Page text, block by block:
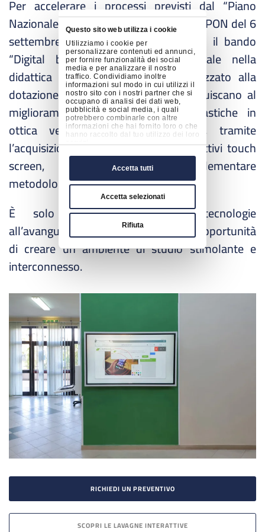
Questo sito web utilizza i cookie
Utilizziamo i cookie per
personalizzare contenuti ed annunci,
per fornire funzionalità dei social
media e per analizzare il nostro
traffico. Condividiamo inoltre
informazioni sul modo in cui utilizzi il
nostro sito con i nostri partner che si
occupano di analisi dei dati web,
pubblicità e social media, i quali
potrebbero combinarle con altre
informazioni che hai fornito loro o che
hanno raccolto dal tuo utilizzo dei loro
Accetta tutti
Accetta selezionati
Rifiuta
Per accelerare i processi previsti dal “Piano
Nazionale Scuola Digitale”, con l’avviso PON del 6
settembre scorso, il Miur ha lanciato il bando
“Digital board: trasformazione digitale nella
didattica e nell’organizzazione”, finalizzato alla
dotazione di attrezzature che contribuiscano al
miglioramento delle istituzioni scolastiche in
ottica verde, digitale e resiliente, tramite
l’acquisizione di monitor digitali interattivi touch
screen, al fine di poter implementare
metodologie didattiche innovative.
È solo con l’adozione di tecnologie
all’avanguardia che le scuole hanno l’opportunità
di creare un ambiente di studio stimolante e
interconnesso.
RICHIEDI UN PREVENTIVO
SCOPRI LE LAVAGNE INTERATTIVE